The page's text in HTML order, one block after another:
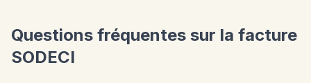
Questions fréquentes sur la facture
SODECI